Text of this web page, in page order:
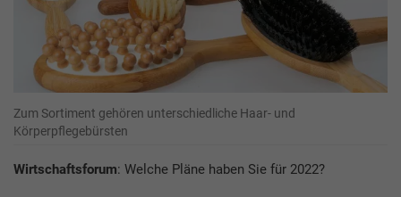
Zum Sortiment gehören unterschiedliche Haar- und
Körperpflegebürsten
Wirtschaftsforum: Welche Pläne haben Sie für 2022?